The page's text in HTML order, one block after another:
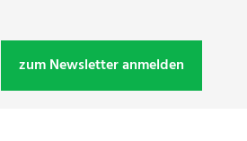
zum Newsletter anmelden